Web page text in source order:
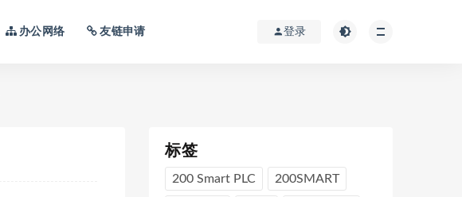
办公网络 友链申请 登录
标签
200 Smart PLC 200SMART